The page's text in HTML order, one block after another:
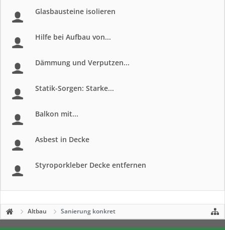
Glasbausteine isolieren
Hilfe bei Aufbau von...
Dämmung und Verputzen...
Statik-Sorgen: Starke...
Balkon mit...
Asbest in Decke
Styroporkleber Decke entfernen
Altbau Sanierung konkret